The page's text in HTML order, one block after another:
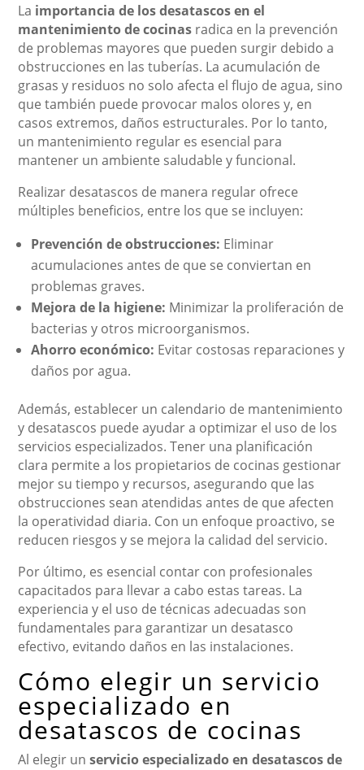
La importancia de los desatascos en el
mantenimiento de cocinas radica en la prevención
de problemas mayores que pueden surgir debido a
obstrucciones en las tuberías. La acumulación de
grasas y residuos no solo afecta el flujo de agua, sino
que también puede provocar malos olores y, en
casos extremos, daños estructurales. Por lo tanto,
un mantenimiento regular es esencial para
mantener un ambiente saludable y funcional.
Realizar desatascos de manera regular ofrece
múltiples beneficios, entre los que se incluyen:
Prevención de obstrucciones: Eliminar
acumulaciones antes de que se conviertan en
problemas graves.
Mejora de la higiene: Minimizar la proliferación de
bacterias y otros microorganismos.
Ahorro económico: Evitar costosas reparaciones y
daños por agua.
Además, establecer un calendario de mantenimiento
y desatascos puede ayudar a optimizar el uso de los
servicios especializados. Tener una planificación
clara permite a los propietarios de cocinas gestionar
mejor su tiempo y recursos, asegurando que las
obstrucciones sean atendidas antes de que afecten
la operatividad diaria. Con un enfoque proactivo, se
reducen riesgos y se mejora la calidad del servicio.
Por último, es esencial contar con profesionales
capacitados para llevar a cabo estas tareas. La
experiencia y el uso de técnicas adecuadas son
fundamentales para garantizar un desatasco
efectivo, evitando daños en las instalaciones.
Cómo elegir un servicio
especializado en
desatascos de cocinas
Al elegir unservicio especializado en desatascos de